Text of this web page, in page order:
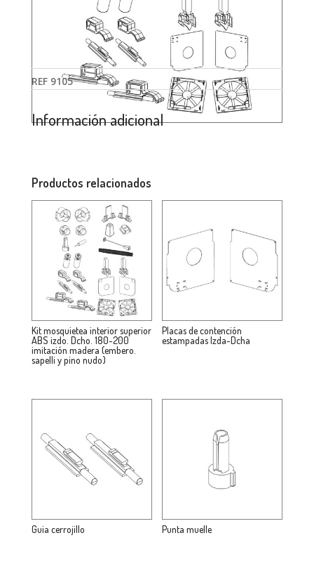
REF 9105
Información adicional
Productos relacionados
Kit mosquietea interior superior
ABS izdo. Dcho. 180-200
imitación madera (embero.
sapelli y pino nudo)
Placas de contención
estampadas Izda-Dcha
Guia cerrojillo Punta muelle